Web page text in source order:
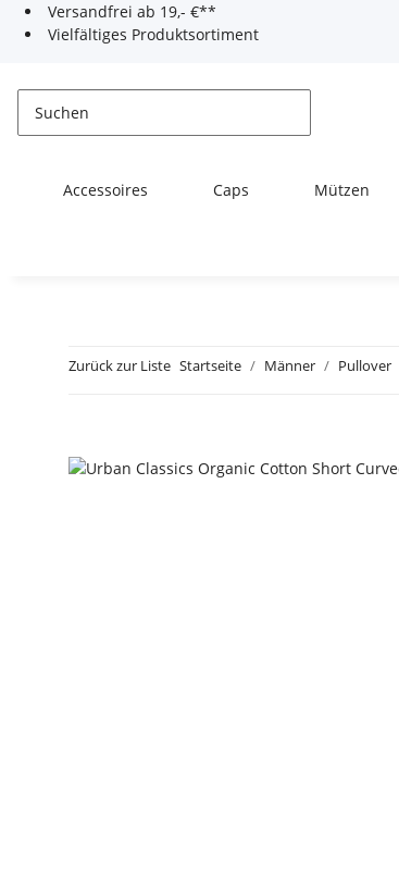
Versandfrei ab 19,- €**
Vielfältiges Produktsortiment
Accessoires Caps Mützen
Zurück zur Liste Startseite Männer Pullover